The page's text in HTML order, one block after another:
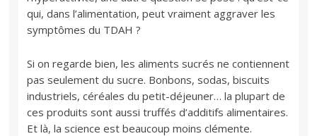
qui, dans l’alimentation, peut vraiment aggraver les
symptômes du TDAH ?
Si on regarde bien, les aliments sucrés ne contiennent
pas seulement du sucre. Bonbons, sodas, biscuits
industriels, céréales du petit-déjeuner… la plupart de
ces produits sont aussi truffés d’additifs alimentaires.
Et là, la science est beaucoup moins clémente.